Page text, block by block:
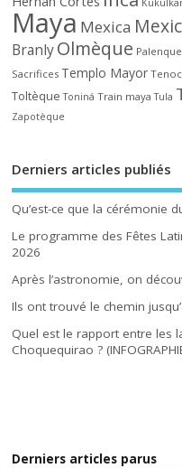
Maya Mexica
BranlyOlmèque Palenque
Sacrifices Templo Mayor
Toltèque Toniná Train maya Tula
Zapotèque
Derniers articles publiés
Qu’est-ce que la cérémonie
Le programme des Fêtes
2026
Après l’astronomie, on
Ils ont trouvé le chemin
Quel est le rapport entre les
Choquequirao ?
Derniers articles parus